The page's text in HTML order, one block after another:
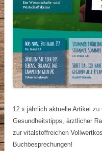
12 x jährlich aktuelle Artikel zu
Gesundheitstipps, ärztlicher
zur vitalstoffreichen
Buchbesprechungen!